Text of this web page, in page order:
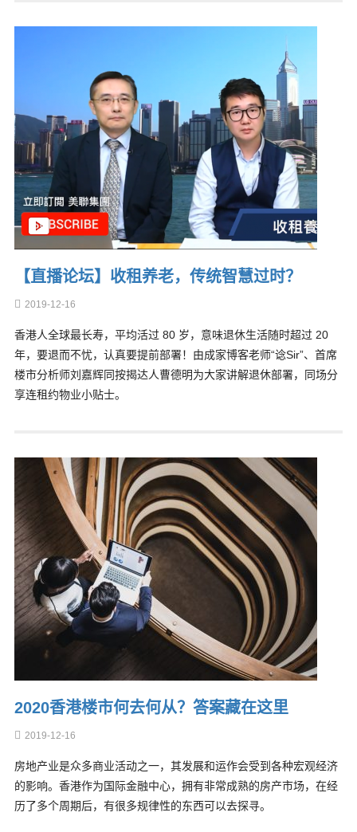
【直播论坛】收租养老，传统智慧过时？
2019-12-16
香港人全球最长寿，平均活过 80 岁，意味退休生活随时超过 20
年，要退而不忧，认真要提前部署！由成家博客老师“谂Sir”、首席
楼市分析师刘嘉辉同按揭达人曹德明为大家讲解退休部署，同场分
享连租约物业小贴士。
2020香港楼市何去何从？答案藏在这里
2019-12-16
房地产业是众多商业活动之一，其发展和运作会受到各种宏观经济
的影响。香港作为国际金融中心，拥有非常成熟的房产市场，在经
历了多个周期后，有很多规律性的东西可以去探寻。